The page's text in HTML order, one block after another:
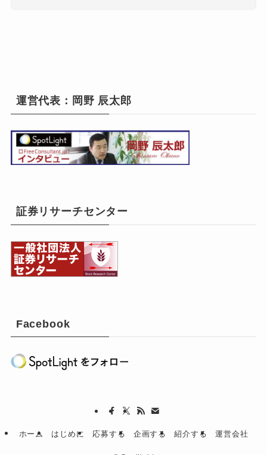
運営代表：岡野 辰太郎
証券リサーチセンター
Facebook
ホーム はじめに 応募する 企画する 紹介する 運営会社